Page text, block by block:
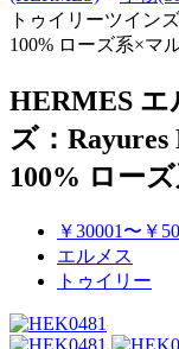
トゥイリーツイン
100% ローズ系×マ
HERMES
ズ：Rayures
100% ロー
￥30001〜￥
エルメス
トゥイリー